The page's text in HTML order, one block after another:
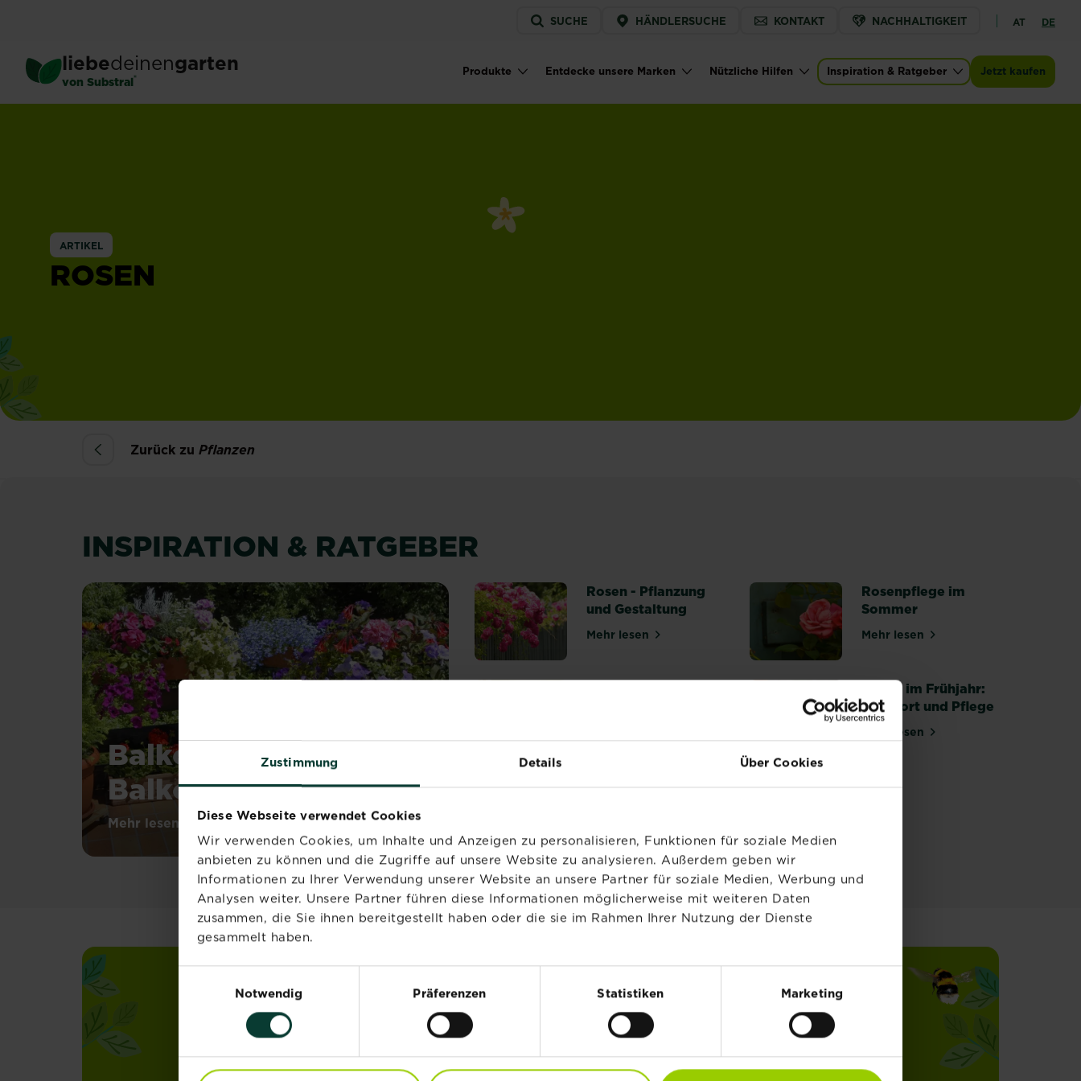
Zustimmung Details Über Cookies
Diese Webseite verwendet Cookies
Wir verwenden Cookies, um Inhalte und Anzeigen zu personalisieren, Funktionen für soziale Medien
anbieten zu können und die Zugriffe auf unsere Website zu analysieren. Außerdem geben wir
Informationen zu Ihrer Verwendung unserer Website an unsere Partner für soziale Medien, Werbung und
Analysen weiter. Unsere Partner führen diese Informationen möglicherweise mit weiteren Daten
zusammen, die Sie ihnen bereitgestellt haben oder die sie im Rahmen Ihrer Nutzung der Dienste
gesammelt haben.
Notwendig
Präferenzen Statistiken Marketing
content
Service
menu
SUCHE HÄNDLERSUCHE KONTAKT NACHHALTIGKEIT AT DE
liebedeinengarten
von Substral® Main navigation
Produkte Entdecke unsere Marken Nützliche Hilfen Inspiration & Ratgeber Jetzt kaufen
ARTIKEL
ROSEN
Zurück zu Pflanzen
INSPIRATION & RATGEBER
Balkonblumen und
Balkonpflanzen
Eine
Oase
was
es
Schöneres?
beliebt
für
Mehr lesenüber Balkonblumen und Balkonpflanzen
Rosen - Pflanzung
und Gestaltung
Mehr lesenüber Rosen - Pflanzung und Gestaltung
Rosenpflege im
Sommer
Mehr lesenüber Rosenpflege im Sommer
Rosen im Frühjahr:
Standort und Pflege
Mehr lesenüber Rosen im Frühjahr:
Abonniere jetzt den Liebe deinen
Garten Newsletter
Melde dich jetzt zu unserem Newsletter an und erhalte
Inspiration, Tipps und Ratschläge von unseren Experten.
Jetzt anmelden